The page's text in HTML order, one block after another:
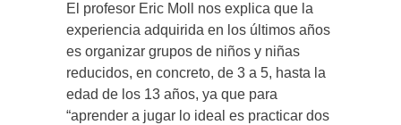
El profesor Eric Moll nos explica que la
experiencia adquirida en los últimos años
es organizar grupos de niños y niñas
reducidos, en concreto, de 3 a 5, hasta la
edad de los 13 años, ya que para
“aprender a jugar lo ideal es practicar dos